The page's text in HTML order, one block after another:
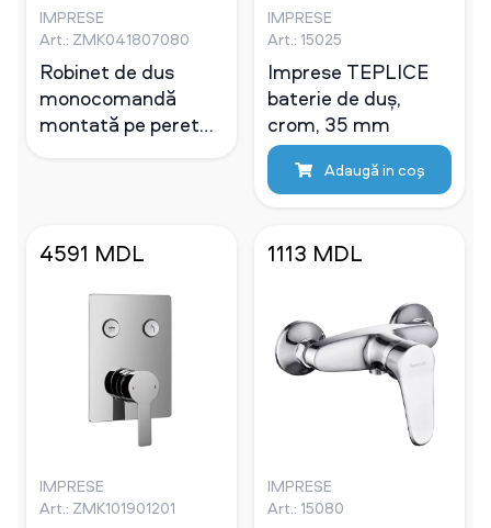
IMPRESE
Art.: ZMK041807080
Robinet de dus
monocomandă
montată pe perete
IMPRESE
Art.: 15025
Imprese TEPLICE
baterie de duș,
crom, 35 mm
Adaugă in coş
4591 MDL
IMPRESE
Art.: ZMK101901201
1113 MDL
IMPRESE
Art.: 15080